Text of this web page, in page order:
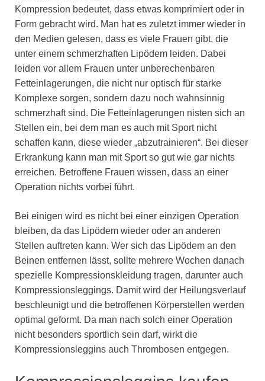
Kompression bedeutet, dass etwas komprimiert oder in
Form gebracht wird. Man hat es zuletzt immer wieder in
den Medien gelesen, dass es viele Frauen gibt, die
unter einem schmerzhaften Lipödem leiden. Dabei
leiden vor allem Frauen unter unberechenbaren
Fetteinlagerungen, die nicht nur optisch für starke
Komplexe sorgen, sondern dazu noch wahnsinnig
schmerzhaft sind. Die Fetteinlagerungen nisten sich an
Stellen ein, bei dem man es auch mit Sport nicht
schaffen kann, diese wieder „abzutrainieren“. Bei dieser
Erkrankung kann man mit Sport so gut wie gar nichts
erreichen. Betroffene Frauen wissen, dass an einer
Operation nichts vorbei führt.
Bei einigen wird es nicht bei einer einzigen Operation
bleiben, da das Lipödem wieder oder an anderen
Stellen auftreten kann. Wer sich das Lipödem an den
Beinen entfernen lässt, sollte mehrere Wochen danach
spezielle Kompressionskleidung tragen, darunter auch
Kompressionsleggings. Damit wird der Heilungsverlauf
beschleunigt und die betroffenen Körperstellen werden
optimal geformt. Da man nach solch einer Operation
nicht besonders sportlich sein darf, wirkt die
Kompressionsleggins auch Thrombosen entgegen.